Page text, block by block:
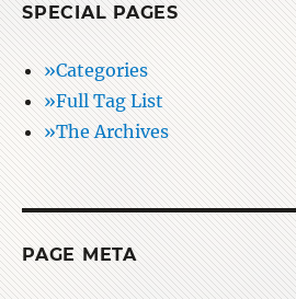
SPECIAL PAGES
»Categories
»Full Tag List
»The Archives
PAGE META